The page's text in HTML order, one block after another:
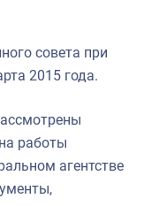
Федерального
совета при
2015 года.
работы
агентстве